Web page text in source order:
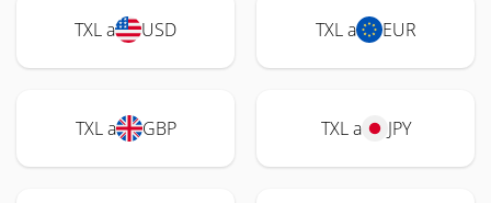
TXL a USD TXL a EUR
TXL a GBP TXL a JPY